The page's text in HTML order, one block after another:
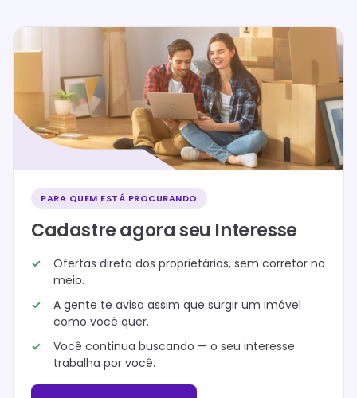
PARA QUEM ESTÁ PROCURANDO
Cadastre agora seu Interesse
Ofertas direto dos proprietários, sem corretor no
meio.
A gente te avisa assim que surgir um imóvel
como você quer.
Você continua buscando — o seu interesse
trabalha por você.